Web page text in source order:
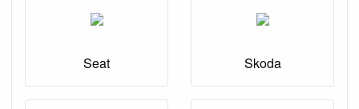
Seat Skoda